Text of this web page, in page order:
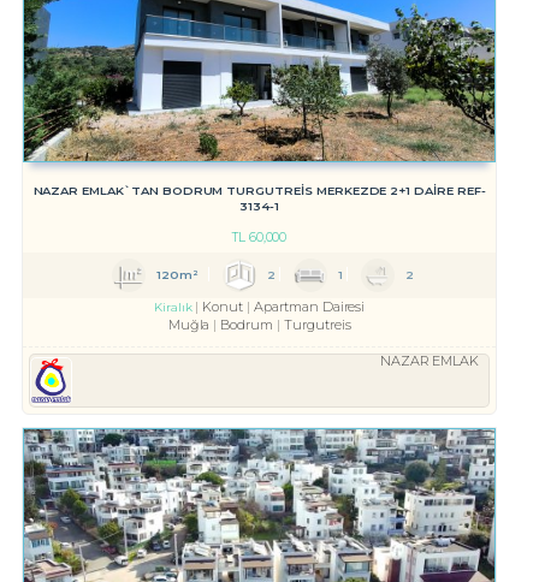
NAZAR EMLAK`TAN BODRUM TURGUTREİS MERKEZDE 2+1 DAİRE REF-
3134-1
TL60,000
120m² 2 1 2
Kiralık Konut
Apartman Dairesi
Muğla
Bodrum Turgutreis
NAZAR EMLAK